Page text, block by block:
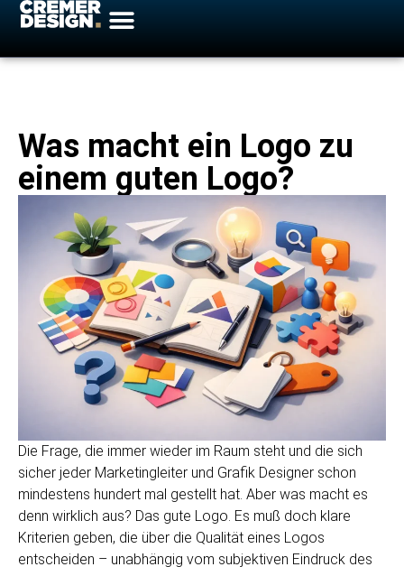
Was macht ein Logo zu
einem guten Logo?
Die Frage, die immer wieder im Raum steht und die sich
sicher jeder Marketingleiter und Grafik Designer schon
mindestens hundert mal gestellt hat. Aber was macht es
denn wirklich aus? Das gute Logo. Es muß doch klare
Kriterien geben, die über die Qualität eines Logos
entscheiden – unabhängig vom subjektiven Eindruck des